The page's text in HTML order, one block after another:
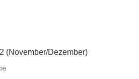
(November/Dezember)